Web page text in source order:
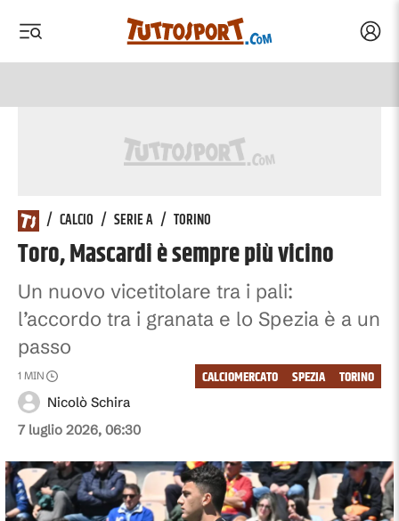
/ CALCIO / SERIE A / TORINO
Toro, Mascardi è sempre più vicino
Un nuovo vicetitolare tra i pali:
l’accordo tra i granata e lo Spezia è a un
passo
7 luglio 2026, 06:30
Nicolò Schira
1 MIN TORINO
SPEZIA
CALCIOMERCATO